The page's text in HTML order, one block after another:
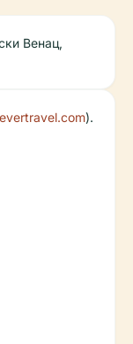
Венац,
).